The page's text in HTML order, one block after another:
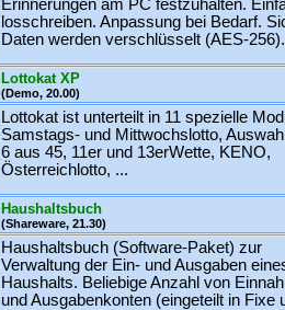
Erinnerungen am PC festzuhalten.
losschreiben. Anpassung bei Bedarf.
Daten werden verschlüsselt (AES-
Lottokat XP
(Demo, 20.00)
Lottokat ist unterteilt in 11 spezielle
Samstags- und Mittwochslotto,
6 aus 45, 11er und 13erWette, KENO,
Österreichlotto, ...
Haushaltsbuch
(Shareware, 21.30)
Haushaltsbuch (Software-Paket) zur
Verwaltung der Ein- und Ausgaben
Haushalts. Beliebige Anzahl von
und Ausgabenkonten (eingeteilt in Fixe